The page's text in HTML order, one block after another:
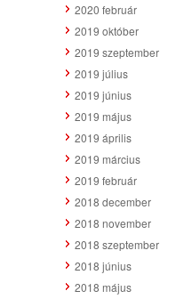
2020 február
2019 október
2019 szeptember
2019 július
2019 június
2019 május
2019 április
2019 március
2019 február
2018 december
2018 november
2018 szeptember
2018 június
2018 május